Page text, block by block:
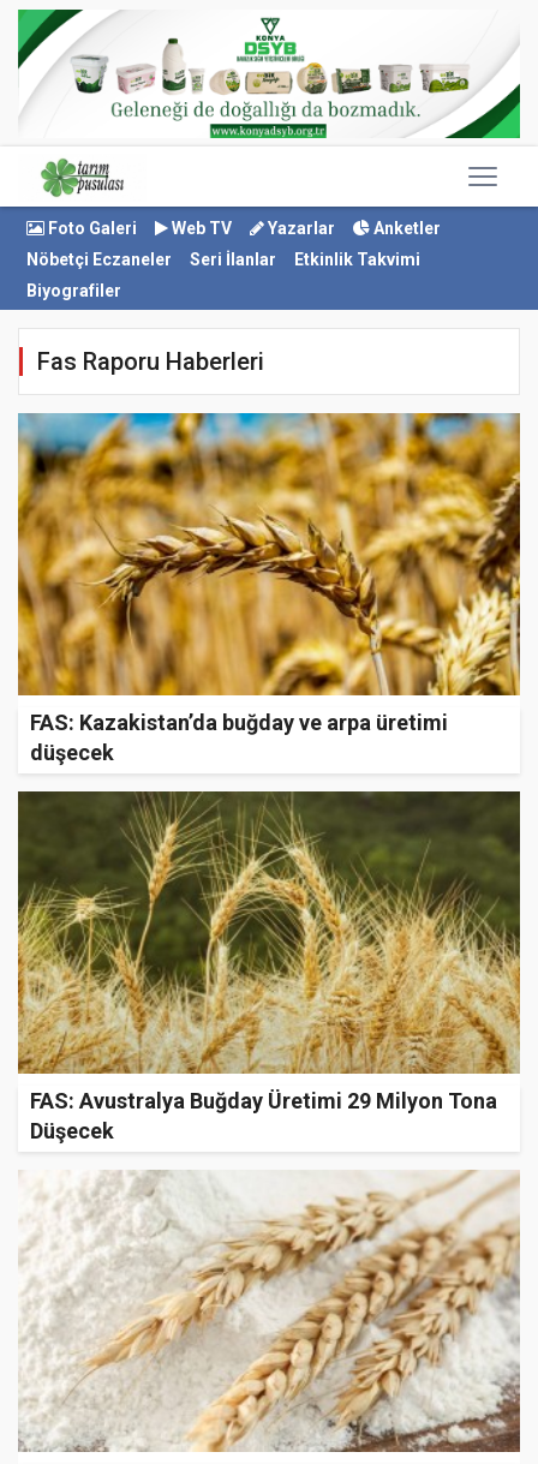
Foto Galeri Web TV Yazarlar
Anketler
Nöbetçi Eczaneler
Seri İlanlar
Etkinlik Takvimi
Biyografiler
Fas Raporu Haberleri
FAS: Kazakistan’da buğday ve arpa üretimi
düşecek
FAS: Avustralya Buğday Üretimi 29 Milyon Tona
Düşecek